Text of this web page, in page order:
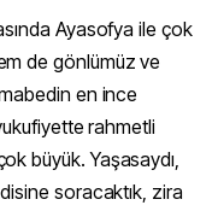
Ayasofya ile çok
de gönlümüz ve
en ince
rahmetli
büyük. Yaşasaydı,
soracaktık, zira